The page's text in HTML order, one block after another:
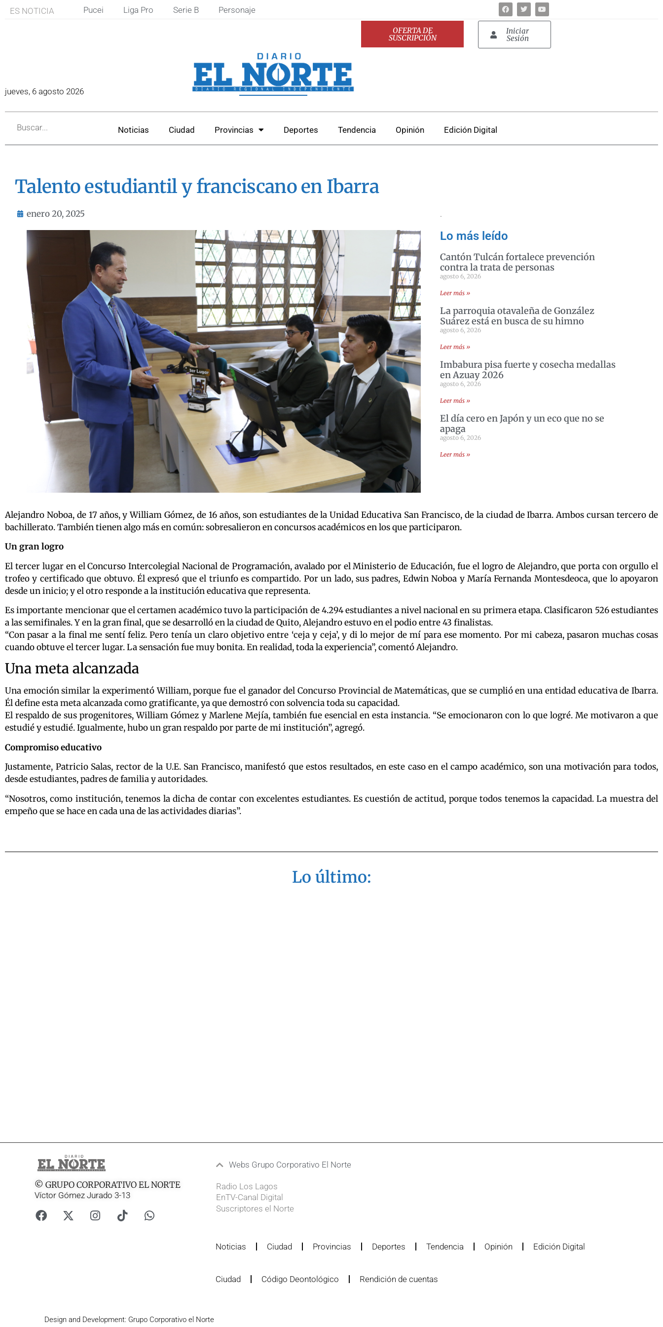
ES NOTICIA Pucei Liga Pro Serie B Personaje
OFERTA DE
SUSCRIPCIÓN
Iniciar
Sesión
jueves, 6 agosto 2026
Noticias Ciudad Provincias Deportes Tendencia Opinión Edición Digital
Talento estudiantil y franciscano en Ibarra
enero 20, 2025 .
Lo más leído
Cantón Tulcán fortalece prevención
contra la trata de personas
agosto 6, 2026
Leer más »
La parroquia otavaleña de González
Suárez está en busca de su himno
agosto 6, 2026
Leer más »
Imbabura pisa fuerte y cosecha medallas
en Azuay 2026
agosto 6, 2026
Leer más »
El día cero en Japón y un eco que no se
apaga
agosto 6, 2026
Leer más »
Alejandro Noboa, de 17 años, y William Gómez, de 16 años, son estudiantes de la Unidad Educativa San Francisco, de la ciudad de Ibarra. Ambos cursan tercero de
bachillerato. También tienen algo más en común: sobresalieron en concursos académicos en los que participaron.
Un gran logro
El tercer lugar en el Concurso Intercolegial Nacional de Programación, avalado por el Ministerio de Educación, fue el logro de Alejandro, que porta con orgullo el
trofeo y certificado que obtuvo. Él expresó que el triunfo es compartido. Por un lado, sus padres, Edwin Noboa y María Fernanda Montesdeoca, que lo apoyaron
desde un inicio; y el otro responde a la institución educativa que representa.
Es importante mencionar que el certamen académico tuvo la participación de 4.294 estudiantes a nivel nacional en su primera etapa. Clasificaron 526 estudiantes
a las semifinales. Y en la gran final, que se desarrolló en la ciudad de Quito, Alejandro estuvo en el podio entre 43 finalistas.
“Con pasar a la final me sentí feliz. Pero tenía un claro objetivo entre ‘ceja y ceja’, y di lo mejor de mí para ese momento. Por mi cabeza, pasaron muchas cosas
cuando obtuve el tercer lugar. La sensación fue muy bonita. En realidad, toda la experiencia”, comentó Alejandro.
Una meta alcanzada
Una emoción similar la experimentó William, porque fue el ganador del Concurso Provincial de Matemáticas, que se cumplió en una entidad educativa de Ibarra.
Él define esta meta alcanzada como gratificante, ya que demostró con solvencia toda su capacidad.
El respaldo de sus progenitores, William Gómez y Marlene Mejía, también fue esencial en esta instancia. “Se emocionaron con lo que logré. Me motivaron a que
estudié y estudié. Igualmente, hubo un gran respaldo por parte de mi institución”, agregó.
Compromiso educativo
Justamente, Patricio Salas, rector de la U.E. San Francisco, manifestó que estos resultados, en este caso en el campo académico, son una motivación para todos,
desde estudiantes, padres de familia y autoridades.
“Nosotros, como institución, tenemos la dicha de contar con excelentes estudiantes. Es cuestión de actitud, porque todos tenemos la capacidad. La muestra del
empeño que se hace en cada una de las actividades diarias”.
Lo último:
© GRUPO CORPORATIVO EL NORTE
Víctor Gómez Jurado 3-13
Webs Grupo Corporativo El Norte
Radio Los Lagos
EnTV-Canal Digital
Suscriptores el Norte
Noticias Ciudad Provincias Deportes Tendencia Opinión Edición Digital
Ciudad Código Deontológico Rendición de cuentas
Design and Development: Grupo Corporativo el Norte